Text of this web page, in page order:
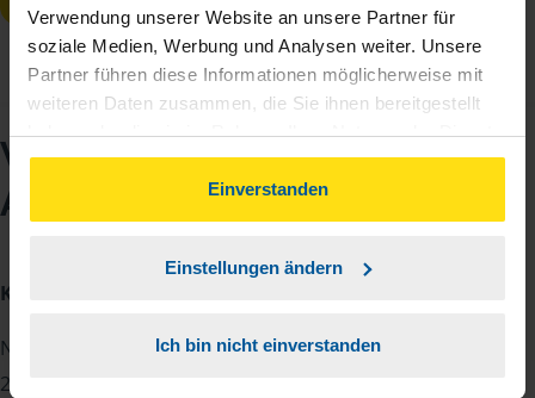
Verwendung unserer Website an unsere Partner für
soziale Medien, Werbung und Analysen weiter. Unsere
Partner führen diese Informationen möglicherweise mit
weiteren Daten zusammen, die Sie ihnen bereitgestellt
haben oder die sie im Rahmen Ihrer Nutzung der Dienste
gesammelt haben. Indem Sie auf Einverstanden klicken,
können Sie der Verwendung von Cookies, gemäß
unserer➔ Datenschutzrichtliniezustimmen.
Einverstanden
Einstellungen ändern
Ich bin nicht einverstanden
VLH-Beratungsstelle
Anja Jabareen
Kontakt
Neuer Wall 50
20354 Hamburg